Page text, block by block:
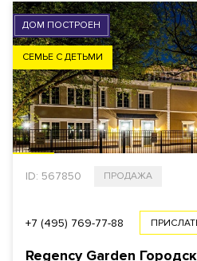
РАЙОН
ВЫБРАТЬ НА
СТОИМОСТЬ
Общая
₽ $ € ₿
ДОМ ПОСТРОЕН
СЕМЬЕ С ДЕТЬМИ
ID: 567850 ПРОДАЖА
+7 (495) 769-77-88
Regency Garden